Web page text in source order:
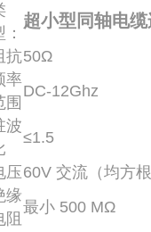
超小型同轴电
抗50Ω
率
围
DC-12Ghz
波
≤1.5
压60V 交流（均方根
缘
阻
最小 500 MΩ